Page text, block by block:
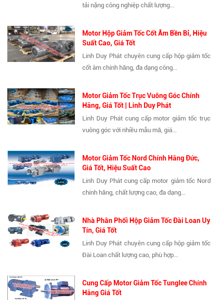
tải nặng công nghiệp chất lượng...
Motor Hộp Giảm Tốc Cốt Âm Bền Bỉ, Hiệu
Suất Cao, Giá Tốt
Linh Duy Phát chuyên cung cấp hộp giảm tốc
cốt âm chính hãng, đa dạng công...
Motor Giảm Tốc Trục Vuông Góc Chính
Hãng, Giá Tốt | Linh Duy Phát
Linh Duy Phát cung cấp motor giảm tốc trục
vuông góc với nhiều mẫu mã, giá...
Motor Giảm Tốc Nord Chính Hãng Đức,
Giá Tốt, Hiệu Suất Cao
Linh Duy Phát cung cấp motor giảm tốc Nord
chính hãng, chất lượng cao, đa dạng...
Nhà Phân Phối Hộp Giảm Tốc Đài Loan Uy
Tín, Giá Tốt
Linh Duy Phát chuyên cung cấp hộp giảm tốc
Đài Loan chất lượng cao, phù hợp...
Cung Cấp Motor Giảm Tốc Tunglee Chính
Hãng Giá Tốt